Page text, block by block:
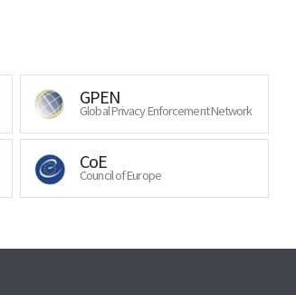
GPEN
Global Privacy Enforcement Network
CoE
Council of Europe